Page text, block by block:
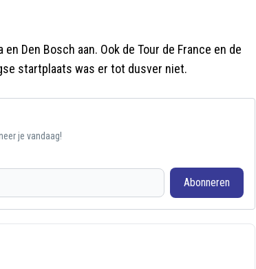
Den Bosch aan. Ook de Tour de France en de
startplaats was er tot dusver niet.
je vandaag!
Abonneren